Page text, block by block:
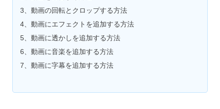
3、動画の回転とクロップする方法
4、動画にエフェクトを追加する方法
5、動画に透かしを追加する方法
6、動画に音楽を追加する方法
7、動画に字幕を追加する方法